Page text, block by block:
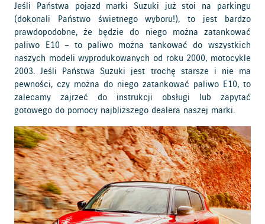
Jeśli Państwa pojazd marki Suzuki już stoi na parkingu
(dokonali Państwo świetnego wyboru!), to jest bardzo
prawdopodobne, że będzie do niego można zatankować
paliwo E10 – to paliwo można tankować do wszystkich
naszych modeli wyprodukowanych od roku 2000, motocykle
2003. Jeśli Państwa Suzuki jest trochę starsze i nie ma
pewności, czy można do niego zatankować paliwo E10, to
zalecamy zajrzeć do instrukcji obsługi lub zapytać
gotowego do pomocy najbliższego dealera naszej marki.